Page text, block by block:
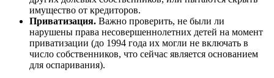
имущество от кредиторов.
Приватизация. Важно проверить, не были ли
нарушены права несовершеннолетних детей на момент
приватизации (до 1994 года их могли не включать в
число собственников, что сейчас является основанием
для оспаривания).